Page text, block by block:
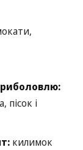
риболовлю:
пісок і
килимок